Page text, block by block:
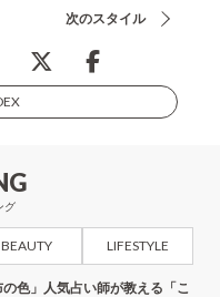
次のスタイル
グ
BEAUTY LIFESTYLE
の色」人気占い師が教える「こ